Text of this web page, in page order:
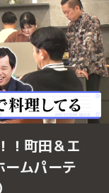
！町田＆エ
ームパーテ